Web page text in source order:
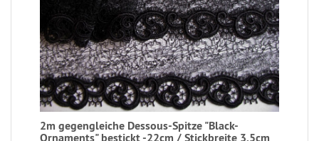
2m gegengleiche Dessous-Spitze "Black-
Ornaments" bestickt -22cm / Stickbreite 3,5cm